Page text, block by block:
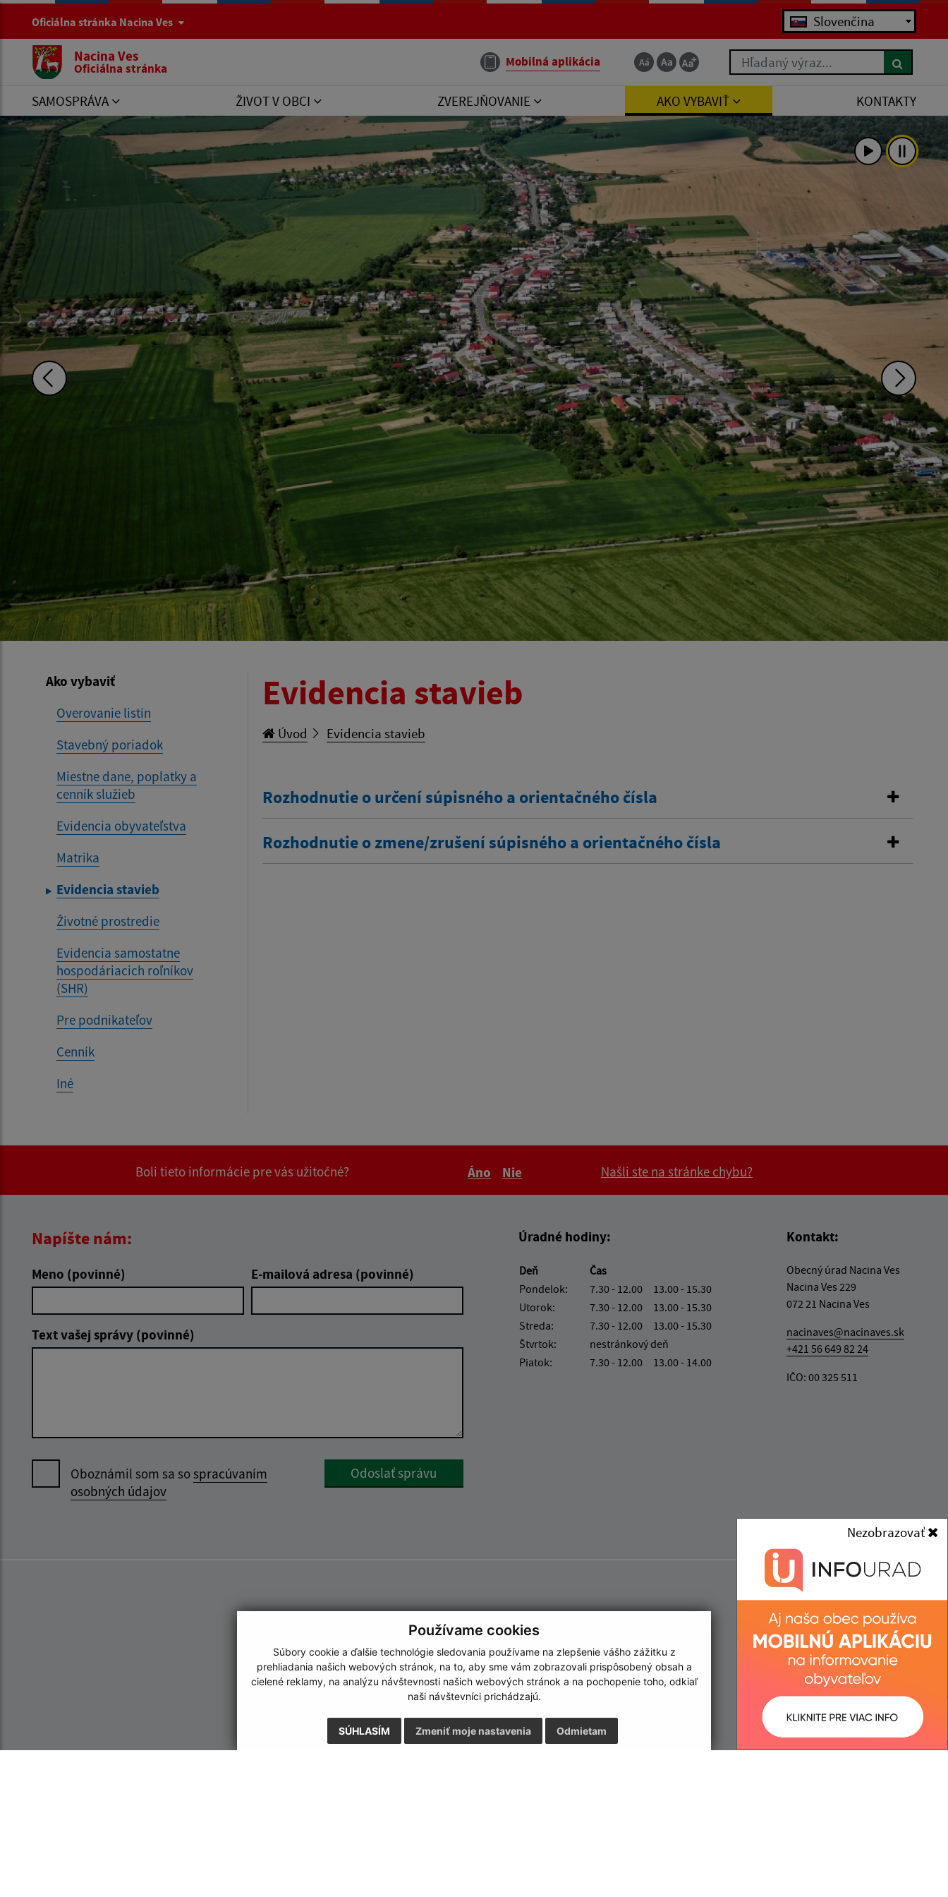
Používame cookies
Súbory cookie a ďalšie technológie sledovania používame na zlepšenie vášho zážitku z
prehliadania našich webových stránok, na to, aby sme vám zobrazovali prispôsobený obsah a
cielené reklamy, na analýzu návštevnosti našich webových stránok a na pochopenie toho, odkiaľ
naši návštevníci prichádzajú.
SÚHLASÍM Odmietam
Zmeniť moje nastavenia
Nezobrazovať
Oficiálna stránka Nacina Ves Jazyk Slovenčina
Nacina Ves
Oficiálna stránka Mobilná aplikácia Hľadaný výraz...
SAMOSPRÁVA ŽIVOT V OBCI ZVEREJŇOVANIE AKO VYBAVIŤ KONTAKTY
Ako vybaviť
Overovanie listín
Stavebný poriadok
Miestne dane, poplatky a
cenník služieb
Evidencia obyvateľstva
Matrika
Evidencia stavieb
Životné prostredie
Evidencia samostatne
hospodáriacich roľníkov
(SHR)
Pre podnikateľov
Cenník
Iné
Evidencia stavieb
Úvod Evidencia stavieb
Rozhodnutie o určení súpisného a orientačného čísla
Rozhodnutie o zmene/zrušení súpisného a orientačného čísla
Boli tieto informácie pre vás užitočné?
Áno
Nie
Našli ste na stránke chybu?
Napíšte nám:
Meno (povinné) E-mailová adresa (povinné)
Text vašej správy (povinné)
Oboznámil som sa sospracúvaním
osobných údajov
Odoslať správu
Úradné hodiny:
Deň
Čas
Pondelok:
7.30 - 12.00 13.00 - 15.30
Utorok:
7.30 - 12.00 13.00 - 15.30
Streda:
7.30 - 12.00 13.00 - 15.30
Štvrtok:
nestránkový deň
Piatok:
7.30 - 12.00 13.00 - 14.00
Kontakt:
Obecný úrad Nacina Ves
Nacina Ves 229
072 21 Nacina Ves
nacinaves@nacinaves.sk
+421 56 649 82 24
IČO: 00 325 511